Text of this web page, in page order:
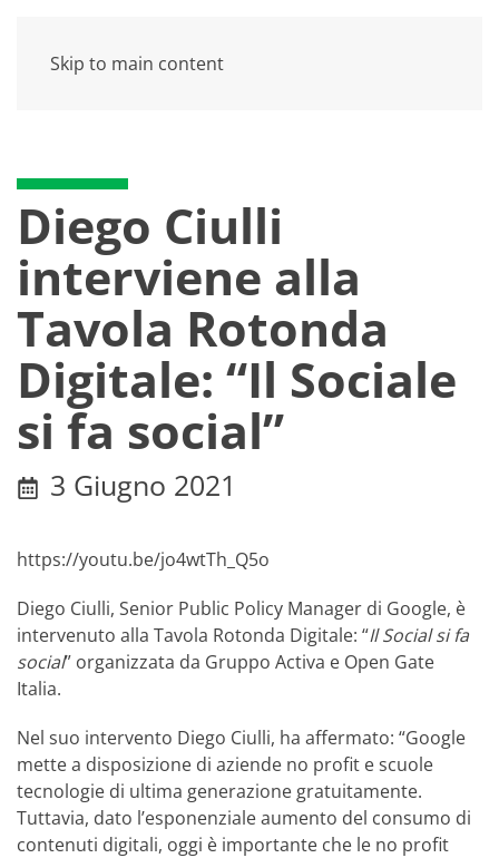
Skip to main content
Diego Ciulli
interviene alla
Tavola Rotonda
Digitale: “Il Sociale
si fa social”
3 Giugno 2021
https://youtu.be/jo4wtTh_Q5o
Diego Ciulli, Senior Public Policy Manager di Google, è
intervenuto alla Tavola Rotonda Digitale: “Il Social si fa
social” organizzata da Gruppo Activa e Open Gate
Italia.
Nel suo intervento Diego Ciulli, ha affermato: “Google
mette a disposizione di aziende no profit e scuole
tecnologie di ultima generazione gratuitamente.
Tuttavia, dato l’esponenziale aumento del consumo di
contenuti digitali, oggi è importante che le no profit